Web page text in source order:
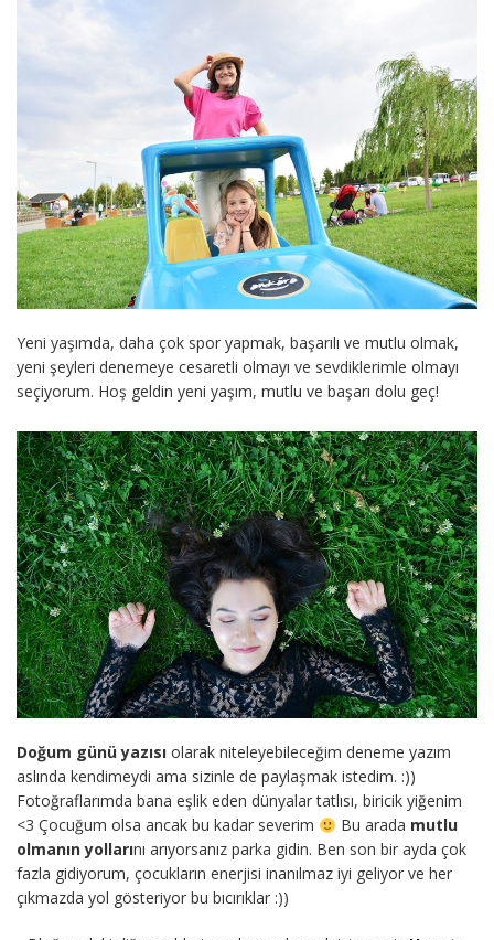
Yeni yaşımda, daha çok spor yapmak, başarılı ve mutlu olmak,
yeni şeyleri denemeye cesaretli olmayı ve sevdiklerimle olmayı
seçiyorum. Hoş geldin yeni yaşım, mutlu ve başarı dolu geç!
Doğum günü yazısı olarak niteleyebileceğim deneme yazım
aslında kendimeydi ama sizinle de paylaşmak istedim. :))
Fotoğraflarımda bana eşlik eden dünyalar tatlısı, biricik yiğenim
<3 Çocuğum olsa ancak bu kadar severim
Bu arada mutlu
olmanın yollarını arıyorsanız parka gidin. Ben son bir ayda çok
fazla gidiyorum, çocukların enerjisi inanılmaz iyi geliyor ve her
çıkmazda yol gösteriyor bu bıcırıklar :))